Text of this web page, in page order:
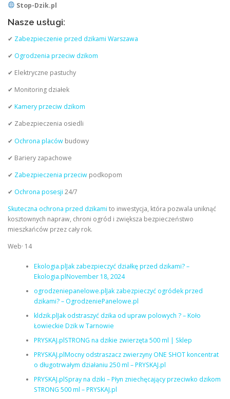
Stop-Dzik.pl
Nasze usługi:
✔ Zabezpieczenie przed dzikami Warszawa
✔ Ogrodzenia przeciw dzikom
✔ Elektryczne pastuchy
✔ Monitoring działek
✔ Kamery przeciw dzikom
✔ Zabezpieczenia osiedli
✔ Ochrona placów budowy
✔ Bariery zapachowe
✔ Zabezpieczenia przeciw podkopom
✔ Ochrona posesji 24/7
Skuteczna ochrona przed dzikami to inwestycja, która pozwala uniknąć
kosztownych napraw, chroni ogród i zwiększa bezpieczeństwo
mieszkańców przez cały rok.
Web· 14
Ekologia.plJak zabezpieczyć działkę przed dzikami? –
Ekologia.plNovember 18, 2024
ogrodzeniepanelowe.plJak zabezpieczyć ogródek przed
dzikami? – OgrodzeniePanelowe.pl
kldzik.plJak odstraszyć dzika od upraw polowych ? – Koło
Łowieckie Dzik w Tarnowie
PRYSKAJ.plSTRONG na dzikie zwierzęta 500 ml | Sklep
PRYSKAJ.plMocny odstraszacz zwierzyny ONE SHOT koncentrat
o długotrwałym działaniu 250 ml – PRYSKAJ.pl
PRYSKAJ.plSpray na dziki – Płyn zniechęcający przeciwko dzikom
STRONG 500 ml – PRYSKAJ.pl